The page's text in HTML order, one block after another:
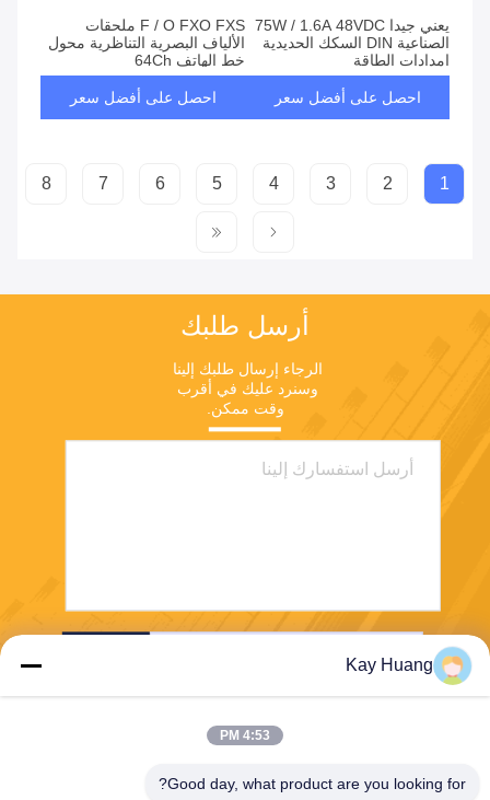
يعني جيدا 75W / 1.6A 48VDC
الصناعية DIN السكك الحديدية
امدادات الطاقة
احصل على أفضل سعر
F / O FXO FXS ملحقات
الألياف البصرية التناظرية محول
خط الهاتف 64Ch
احصل على أفضل سعر
1
2
3
4
5
6
7
8
أرسل طلبك
وقت ممكن.
Kay Huang
4:53 PM
Good day, what product are you looking for?